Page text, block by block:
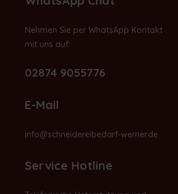
Nehmen Sie per WhatsApp Kontakt
mit uns auf:
02874 9055776
E-Mail
info@schneidereibedarf-werner.de
Service Hotline